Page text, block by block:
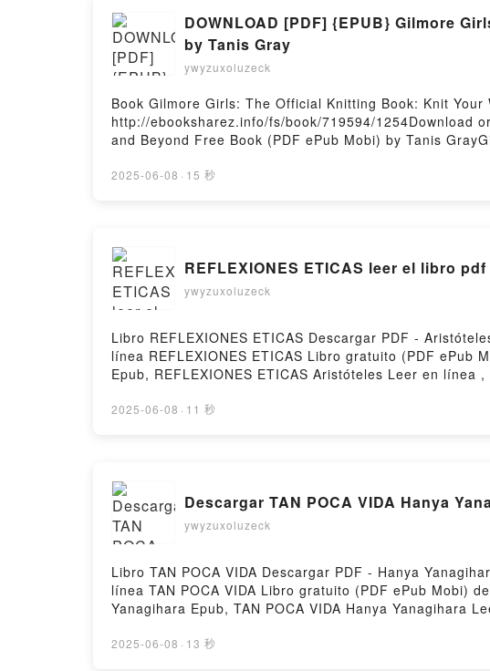
DOWNLOAD [PDF] {EPUB} Gilmore
by Tanis Gray
ywyzuxoluzeck
Book Gilmore Girls: The Official Knitting Book: Knit
http://ebooksharez.info/fs/book/719594/1254Download
and Beyond Free Book (PDF ePub Mobi) by Tanis
Official Knitting Book: Knit Your Way Through Stars
Way Through Stars Hollow and Beyond Tanis Gray Free
2025-06-08 · 15 秒
REFLEXIONES ETICAS leer el libro pdf
ywyzuxoluzeck
Libro REFLEXIONES ETICAS Descargar PDF -
línea REFLEXIONES ETICAS Libro gratuito (PDF ePub
Epub, REFLEXIONES ETICAS Aristóteles Leer en línea
by Firstory Hosting
2025-06-08 · 11 秒
Descargar TAN POCA VIDA Hanya
ywyzuxoluzeck
Libro TAN POCA VIDA Descargar PDF - Hanya
línea TAN POCA VIDA Libro gratuito (PDF ePub Mobi)
Yanagihara Epub, TAN POCA VIDA Hanya Yanagihara
Descargar gratisPowered by Firstory Hosting
2025-06-08 · 13 秒